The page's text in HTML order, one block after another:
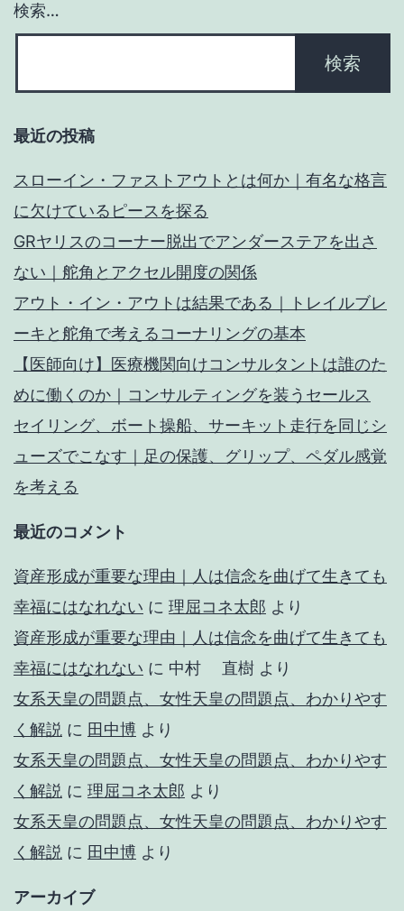
ン
検索…
最近の投稿
スローイン・ファストアウトとは何か｜有名な格言
に欠けているピースを探る
GRヤリスのコーナー脱出でアンダーステアを出さ
ない｜舵角とアクセル開度の関係
アウト・イン・アウトは結果である｜トレイルブレ
ーキと舵角で考えるコーナリングの基本
【医師向け】医療機関向けコンサルタントは誰のた
めに働くのか｜コンサルティングを装うセールス
セイリング、ボート操船、サーキット走行を同じシ
ューズでこなす｜足の保護、グリップ、ペダル感覚
を考える
最近のコメント
資産形成が重要な理由｜人は信念を曲げて生きても
幸福にはなれない に 理屈コネ太郎 より
資産形成が重要な理由｜人は信念を曲げて生きても
幸福にはなれない に 中村 直樹 より
女系天皇の問題点、女性天皇の問題点、わかりやす
く解説 に 田中博 より
女系天皇の問題点、女性天皇の問題点、わかりやす
く解説 に 理屈コネ太郎 より
女系天皇の問題点、女性天皇の問題点、わかりやす
く解説 に 田中博 より
アーカイブ